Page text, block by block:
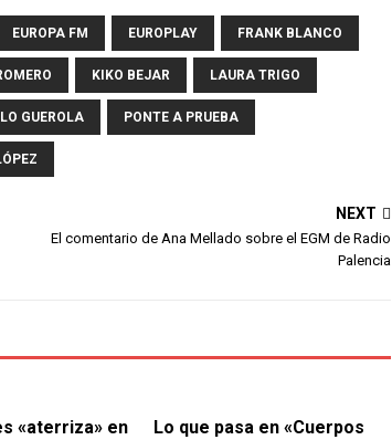
EUROPA FM EUROPLAY FRANK BLANCO
KIKO BEJAR LAURA TRIGO
GUEROLA PONTE A PRUEBA
NEXT
El comentario de Ana Mellado sobre el EGM de Radio
Palencia
«aterriza» en
Lo que pasa en «Cuerpos